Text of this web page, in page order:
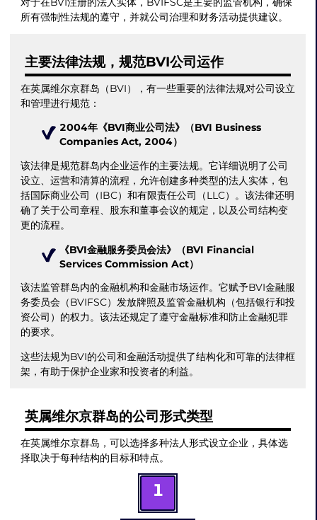
所有强制性法规的遵守，并就公司治理和财务活动提供建议。
主要法律法规，规范BVI公司运作
在英属维尔京群岛（BVI），有一些重要的法律法规对公司设立
和管理进行规范：
2004年《BVI商业公司法》（BVI Business
Companies Act, 2004）
该法律是规范群岛内企业运作的主要法规。它详细说明了公司
设立、运营和清算的流程，允许创建多种类型的法人实体，包
括国际商业公司（IBC）和有限责任公司（LLC）。该法律还明
确了关于公司章程、股东和董事会议的规定，以及公司结构变
更的流程。
《BVI金融服务委员会法》（BVI Financial
Services Commission Act）
该法监管群岛内的金融机构和金融市场运作。它赋予BVI金融服
务委员会（BVIFSC）发放牌照及监管金融机构（包括银行和投
资公司）的权力。该法还规定了遵守金融标准和防止金融犯罪
的要求。
这些法规为BVI的公司和金融活动提供了结构化和可靠的法律框
架，有助于保护企业家和投资者的利益。
英属维尔京群岛的公司形式类型
在英属维尔京群岛，可以选择多种法人形式设立企业，具体选
择取决于每种结构的目标和特点。
1